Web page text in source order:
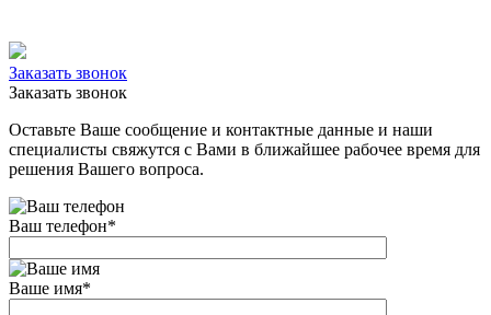
Заказать звонок
Заказать звонок
Оставьте Ваше сообщение и контактные данные и наши
специалисты свяжутся с Вами в ближайшее рабочее время для
решения Вашего вопроса.
Ваш телефон*
Ваше имя*